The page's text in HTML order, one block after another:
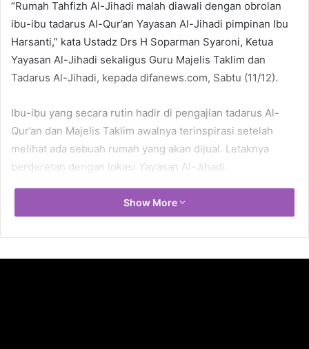
“Rumah Tahfizh Al-Jihadi malah diawali dengan obrolan
ibu-ibu tadarus Al-Qur’an Yayasan Al-Jihadi pimpinan Ibu
Harsanti,” kata Ustadz Drs H Soparman Syaroni, Ketua
Yayasan Al-Jihadi sekaligus Guru Majelis Taklim dan
Tadarus Al-Jihadi, kepada difanews.com, Sabtu (11/12).
Ibu-ibu yang secara rutin hadir di pengajian tadarus Al-
Qur’an dan Majelis Taklim awalnya terinspirasi setelah
melihat ada sebuah rumah yang akan dijual. Letaknya
berderetan dengan lokasi Yayasan Al-Jihadi.
Maka, suatu hari pada 2016, Uun Tarjuni, salah satu
anggota pengajian tadarus dan majelis taklim,
menyampaikan ide pendirian itu kepada Ustadz Soparman
dengan cara membeli rumah yang akan dijual itu untuk
Show More